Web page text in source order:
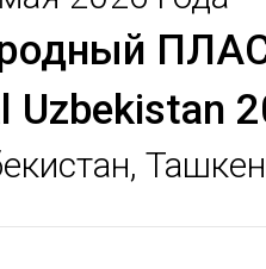
Uzbekistan